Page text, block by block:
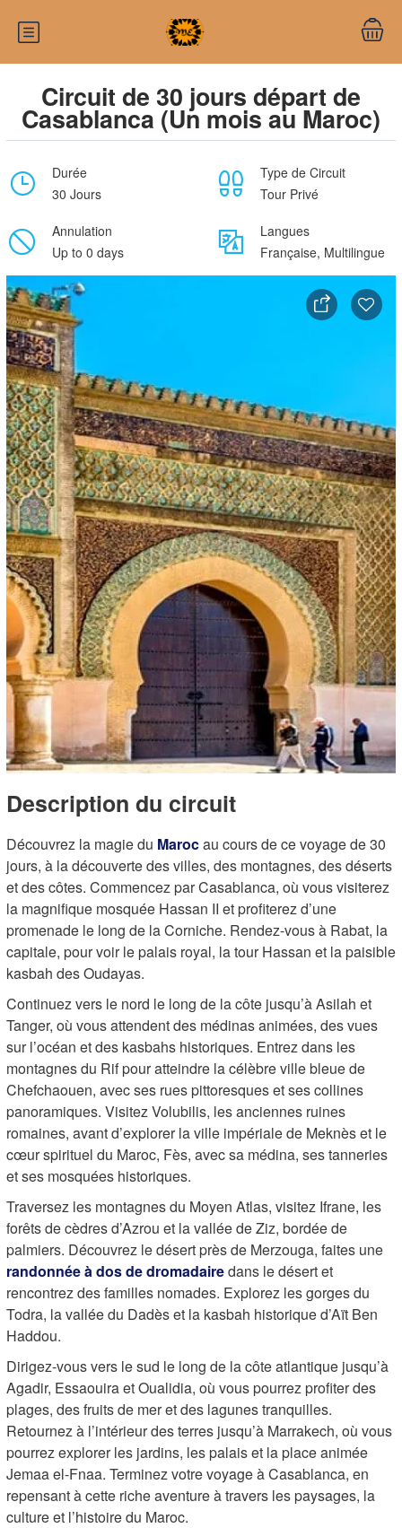
Circuit de 30 jours départ de
Casablanca (Un mois au Maroc)
Durée
30 Jours
Type de Circuit
Tour Privé
Annulation
Up to 0 days
Langues
Française, Multilingue
Description du circuit
Découvrez la magie du Marocau cours de ce voyage de 30
jours, à la découverte des villes, des montagnes, des déserts
et des côtes. Commencez par Casablanca, où vous visiterez
la magnifique mosquée Hassan II et profiterez d’une
promenade le long de la Corniche. Rendez-vous à Rabat, la
capitale, pour voir le palais royal, la tour Hassan et la paisible
kasbah des Oudayas.
Continuez vers le nord le long de la côte jusqu’à Asilah et
Tanger, où vous attendent des médinas animées, des vues
sur l’océan et des kasbahs historiques. Entrez dans les
montagnes du Rif pour atteindre la célèbre ville bleue de
Chefchaouen, avec ses rues pittoresques et ses collines
panoramiques. Visitez Volubilis, les anciennes ruines
romaines, avant d’explorer la ville impériale de Meknès et le
cœur spirituel du Maroc, Fès, avec sa médina, ses tanneries
et ses mosquées historiques.
Traversez les montagnes du Moyen Atlas, visitez Ifrane, les
forêts de cèdres d’Azrou et la vallée de Ziz, bordée de
palmiers. Découvrez le désert près de Merzouga, faites une
randonnée à dos de dromadairedans le désert et
rencontrez des familles nomades. Explorez les gorges du
Todra, la vallée du Dadès et la kasbah historique d’Aït Ben
Haddou.
Dirigez-vous vers le sud le long de la côte atlantique jusqu’à
Agadir, Essaouira et Oualidia, où vous pourrez profiter des
plages, des fruits de mer et des lagunes tranquilles.
Retournez à l’intérieur des terres jusqu’à Marrakech, où vous
pourrez explorer les jardins, les palais et la place animée
Jemaa el-Fnaa. Terminez votre voyage à Casablanca, en
repensant à cette riche aventure à travers les paysages, la
culture et l’histoire du Maroc.